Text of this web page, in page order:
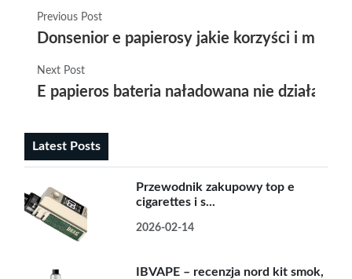
Previous Post
Donsenior e papierosy jakie korzyści i
Next Post
E papieros bateria naładowana nie działa
Latest Posts
Przewodnik zakupowy top e
cigarettes i s...
2026-02-14
IBVAPE – recenzja nord kit smok,